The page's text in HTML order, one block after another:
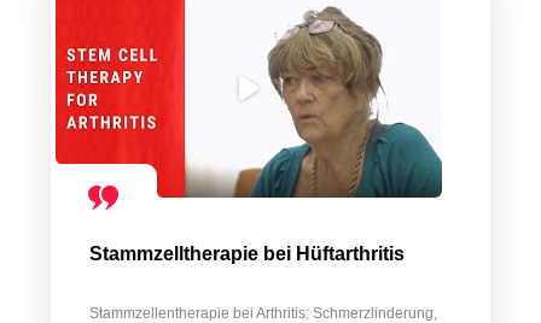
Stammzelltherapie bei Hüftarthritis
Stammzellentherapie bei Arthritis: Schmerzlinderung,